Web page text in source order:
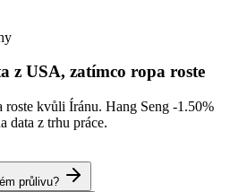
z USA, zatímco ropa roste
roste kvůli Íránu. Hang Seng -1.50%
data z trhu práce.
průlivu?